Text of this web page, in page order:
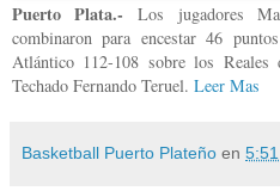
Puerto Plata.-
Los jugadores
combinaron para encestar 46
Atlántico 112-108 sobre los
Techado Fernando Teruel. Leer Mas
Basketball Puerto Plateño en 5:51